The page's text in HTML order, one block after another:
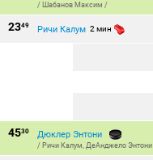
/ Шабанов Максим /
2349 Ричи Калум 2 мин
4530 Дюклер Энтони
/ Ричи Калум, ДеАнджело Энтони